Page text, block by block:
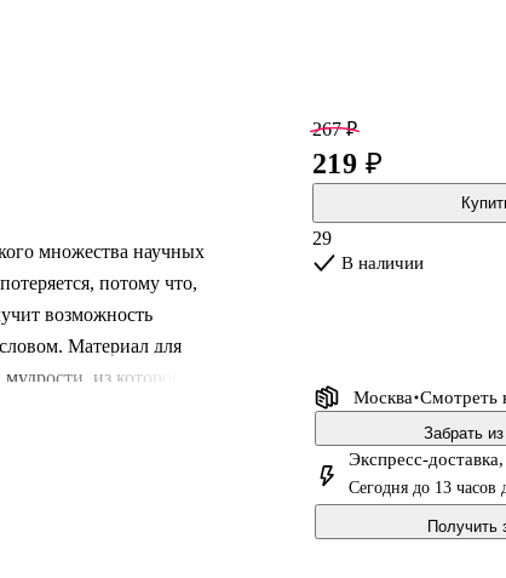
множества научных
потому что,
возможность
Материал для
из которого
Эту силу он
267 ₽
219 ₽
29
В наличии
Москва Смотреть
Забрать
Экспресс-
Сегодня до 13 часов
Получить